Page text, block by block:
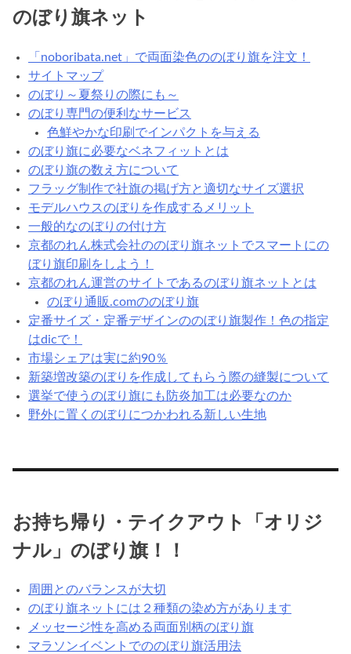
のぼり旗ネット
「noboribata.net」で両面染色ののぼり旗を注文！
サイトマップ
のぼり～夏祭りの際にも～
のぼり専門の便利なサービス
色鮮やかな印刷でインパクトを与える
のぼり旗に必要なベネフィットとは
のぼり旗の数え方について
フラッグ制作で社旗の掲げ方と適切なサイズ選択
モデルハウスのぼりを作成するメリット
一般的なのぼりの付け方
京都のれん株式会社ののぼり旗ネットでスマートにの
ぼり旗印刷をしよう！
京都のれん運営のサイトであるのぼり旗ネットとは
のぼり通販.comののぼり旗
定番サイズ・定番デザインののぼり旗製作！色の指定
はdicで！
市場シェアは実に約90％
新築増改築のぼりを作成してもらう際の縫製について
選挙で使うのぼり旗にも防炎加工は必要なのか
野外に置くのぼりにつかわれる新しい生地
お持ち帰り・テイクアウト「オリジ
ナル」のぼり旗！！
周囲とのバランスが大切
のぼり旗ネットには２種類の染め方があります
メッセージ性を高める両面別柄のぼり旗
マラソンイベントでののぼり旗活用法